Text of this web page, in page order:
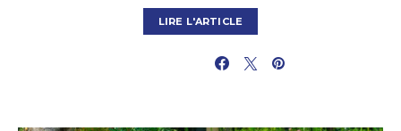
LIRE L'ARTICLE